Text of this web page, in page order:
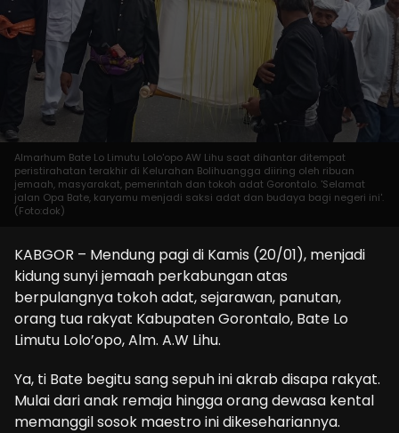
Almarhum Bate Lo Limutu Lolo'opo AW Lihu saat dihantar ditempat
peristirahatan terakhir di Kelurahan Bolihuangga diiring oleh ribuan
jemaah, masyarakat, pemerintah dan tokoh adat Gorontalo. 'Selamat
jalan Opa Bate, karyamu menjadi saksi adat dan budaya bagi negeri ini'.
(Foto:dok)
KABGOR – Mendung pagi di Kamis (20/01), menjadi
kidung sunyi jemaah perkabungan atas
berpulangnya tokoh adat, sejarawan, panutan,
orang tua rakyat Kabupaten Gorontalo, Bate Lo
Limutu Lolo’opo, Alm. A.W Lihu.
Ya, ti Bate begitu sang sepuh ini akrab disapa rakyat.
Mulai dari anak remaja hingga orang dewasa kental
memanggil sosok maestro ini dikesehariannya.